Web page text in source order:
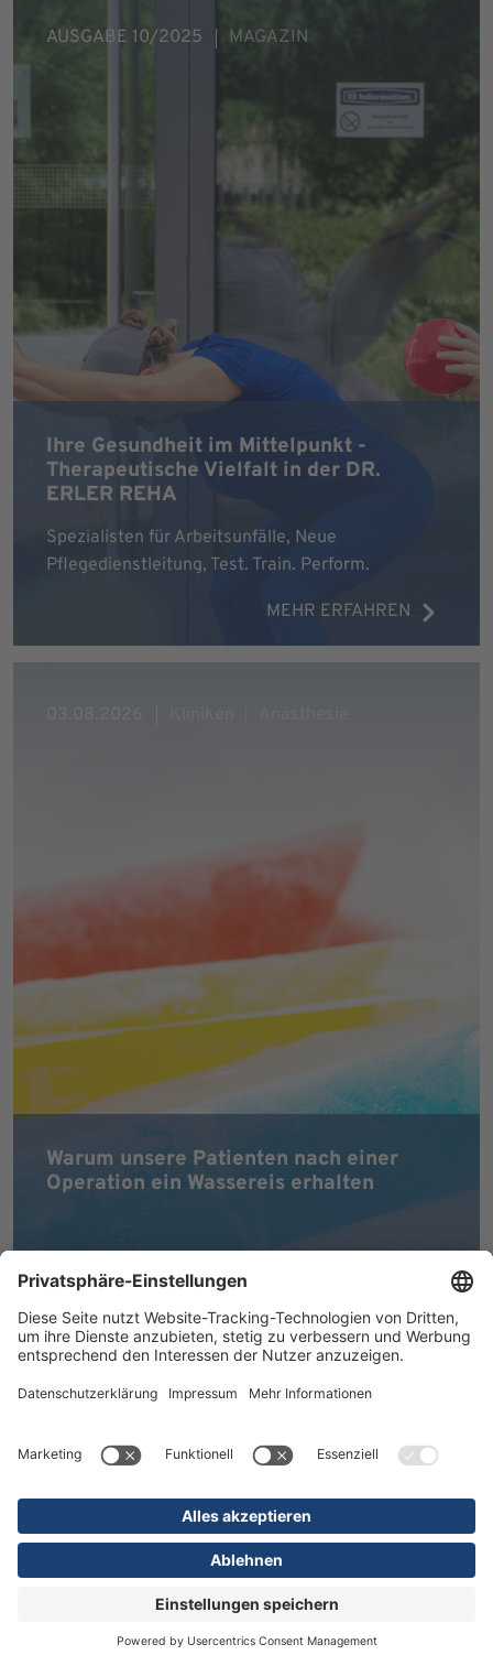
Ihre Gesundheit im Mittelpunkt -
Therapeutische Vielfalt in der DR.
ERLER REHA
Spezialisten für Arbeitsunfälle, Neue
Pflegedienstleitung, Test. Train. Perform.
MEHR ERFAHREN
AUSGABE 10/2025 MAGAZIN
Warum unsere Patienten nach einer
Operation ein Wassereis erhalten
16.07.2026 Kliniken Orthopädie